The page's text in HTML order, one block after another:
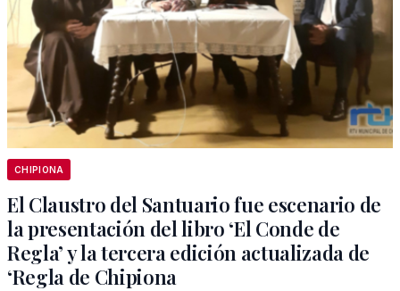
CHIPIONA
El Claustro del Santuario fue escenario de
la presentación del libro ‘El Conde de
Regla’ y la tercera edición actualizada de
‘Regla de Chipiona